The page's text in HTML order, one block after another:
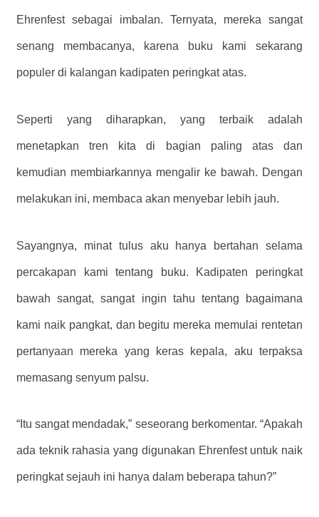
Ehrenfest sebagai imbalan. Ternyata, mereka sangat
senang membacanya, karena buku kami sekarang
populer di kalangan kadipaten peringkat atas.
Seperti yang diharapkan, yang terbaik adalah
menetapkan tren kita di bagian paling atas dan
kemudian membiarkannya mengalir ke bawah. Dengan
melakukan ini, membaca akan menyebar lebih jauh.
Sayangnya, minat tulus aku hanya bertahan selama
percakapan kami tentang buku. Kadipaten peringkat
bawah sangat, sangat ingin tahu tentang bagaimana
kami naik pangkat, dan begitu mereka memulai rentetan
pertanyaan mereka yang keras kepala, aku terpaksa
memasang senyum palsu.
“Itu sangat mendadak,” seseorang berkomentar. “Apakah
ada teknik rahasia yang digunakan Ehrenfest untuk naik
peringkat sejauh ini hanya dalam beberapa tahun?”